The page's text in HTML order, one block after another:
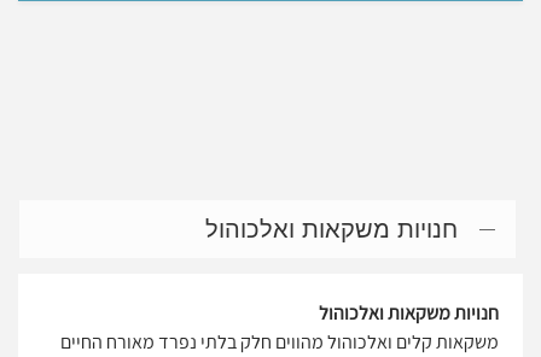
חנויות משקאות ואלכוהול
חנויות משקאות ואלכוהול
משקאות קלים ואלכוהול מהווים חלק בלתי נפרד מאורח החיים